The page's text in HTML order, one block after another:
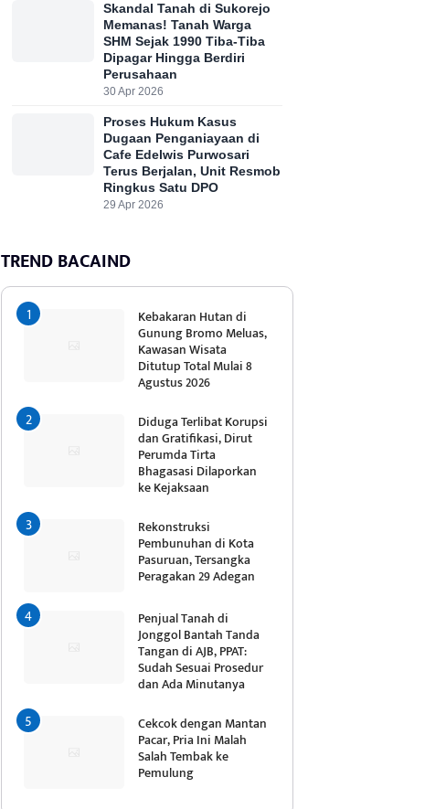
Skandal Tanah di Sukorejo
Memanas! Tanah Warga
SHM Sejak 1990 Tiba-Tiba
Dipagar Hingga Berdiri
Perusahaan
30 Apr 2026
Proses Hukum Kasus
Dugaan Penganiayaan di
Cafe Edelwis Purwosari
Terus Berjalan, Unit Resmob
Ringkus Satu DPO
29 Apr 2026
TREND BACAIND
Kebakaran Hutan di
Gunung Bromo Meluas,
Kawasan Wisata
Ditutup Total Mulai 8
Agustus 2026
Diduga Terlibat Korupsi
dan Gratifikasi, Dirut
Perumda Tirta
Bhagasasi Dilaporkan
ke Kejaksaan
Rekonstruksi
Pembunuhan di Kota
Pasuruan, Tersangka
Peragakan 29 Adegan
Penjual Tanah di
Jonggol Bantah Tanda
Tangan di AJB, PPAT:
Sudah Sesuai Prosedur
dan Ada Minutanya
Cekcok dengan Mantan
Pacar, Pria Ini Malah
Salah Tembak ke
Pemulung